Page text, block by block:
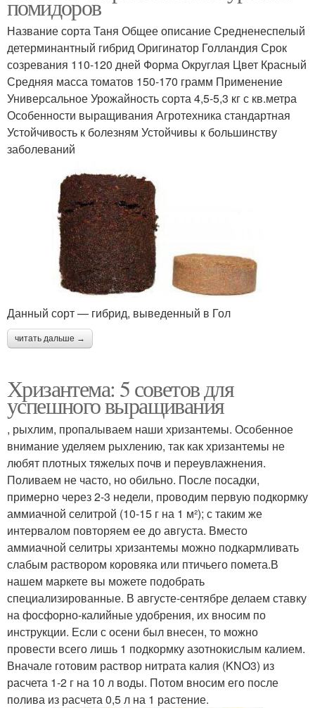
помидоров
Название сорта Таня Общее описание Средненеспелый
детерминантный гибрид Оригинатор Голландия Срок
созревания 110-120 дней Форма Округлая Цвет Красный
Средняя масса томатов 150-170 грамм Применение
Универсальное Урожайность сорта 4,5-5,3 кг с кв.метра
Особенности выращивания Агротехника стандартная
Устойчивость к болезням Устойчивы к большинству
заболеваний
Данный сорт — гибрид, выведенный в Гол
читать дальше →
Хризантема: 5 советов для
успешного выращивания
, рыхлим, пропалываем наши хризантемы. Особенное
внимание уделяем рыхлению, так как хризантемы не
любят плотных тяжелых почв и переувлажнения.
Поливаем не часто, но обильно. После посадки,
примерно через 2-3 недели, проводим первую подкормку
аммиачной селитрой (10-15 г на 1 м²); с таким же
интервалом повторяем ее до августа. Вместо
аммиачной селитры хризантемы можно подкармливать
слабым раствором коровяка или птичьего помета.В
нашем маркете вы можете подобрать
специализированные. В августе-сентябре делаем ставку
на фосфорно-калийные удобрения, их вносим по
инструкции. Если с осени был внесен, то можно
провести всего лишь 1 подкормку азотнокислым калием.
Вначале готовим раствор нитрата калия (KNO3) из
расчета 1-2 г на 10 л воды. Потом вносим его после
полива из расчета 0,5 л на 1 растение.